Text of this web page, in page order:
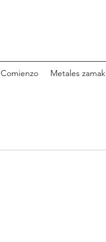
Comienzo Metales zamak